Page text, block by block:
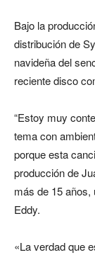
Bajo la
distribución de
navideña del
reciente disco
“Estoy muy
tema con
porque esta
producción de
más de 15
Eddy.
«La verdad que